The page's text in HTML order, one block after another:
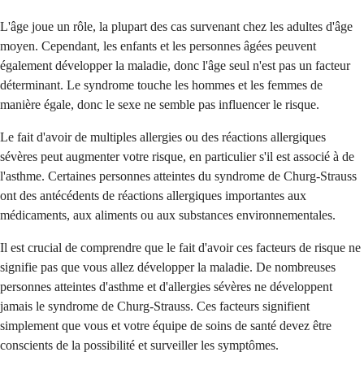
L'âge joue un rôle, la plupart des cas survenant chez les adultes d'âge
moyen. Cependant, les enfants et les personnes âgées peuvent
également développer la maladie, donc l'âge seul n'est pas un facteur
déterminant. Le syndrome touche les hommes et les femmes de
manière égale, donc le sexe ne semble pas influencer le risque.
Le fait d'avoir de multiples allergies ou des réactions allergiques
sévères peut augmenter votre risque, en particulier s'il est associé à de
l'asthme. Certaines personnes atteintes du syndrome de Churg-Strauss
ont des antécédents de réactions allergiques importantes aux
médicaments, aux aliments ou aux substances environnementales.
Il est crucial de comprendre que le fait d'avoir ces facteurs de risque ne
signifie pas que vous allez développer la maladie. De nombreuses
personnes atteintes d'asthme et d'allergies sévères ne développent
jamais le syndrome de Churg-Strauss. Ces facteurs signifient
simplement que vous et votre équipe de soins de santé devez être
conscients de la possibilité et surveiller les symptômes.